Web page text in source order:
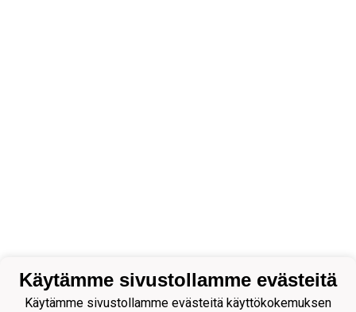
Käytämme sivustollamme evästeitä
Käytämme sivustollamme evästeitä käyttökokemuksen